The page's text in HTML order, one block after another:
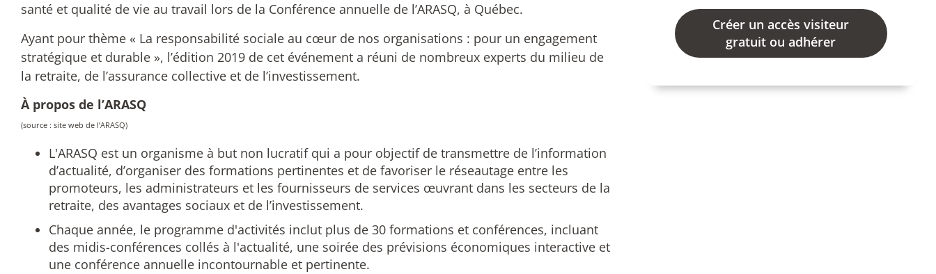
santé et qualité de vie au travail lors de la Conférence annuelle de l’ARASQ, à Québec.
Ayant pour thème « La responsabilité sociale au cœur de nos organisations : pour un engagement
stratégique et durable », l’édition 2019 de cet événement a réuni de nombreux experts du milieu de
la retraite, de l’assurance collective et de l’investissement.
À propos de l’ARASQ
(source : site web de l’ARASQ)
L'ARASQ est un organisme à but non lucratif qui a pour objectif de transmettre de l’information
d’actualité, d’organiser des formations pertinentes et de favoriser le réseautage entre les
promoteurs, les administrateurs et les fournisseurs de services œuvrant dans les secteurs de la
retraite, des avantages sociaux et de l’investissement.
Chaque année, le programme d'activités inclut plus de 30 formations et conférences, incluant
des midis-conférences collés à l'actualité, une soirée des prévisions économiques interactive et
une conférence annuelle incontournable et pertinente.
Créer un accès visiteur
gratuit ou adhérer